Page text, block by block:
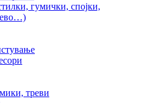
гумички, спојки,
треви